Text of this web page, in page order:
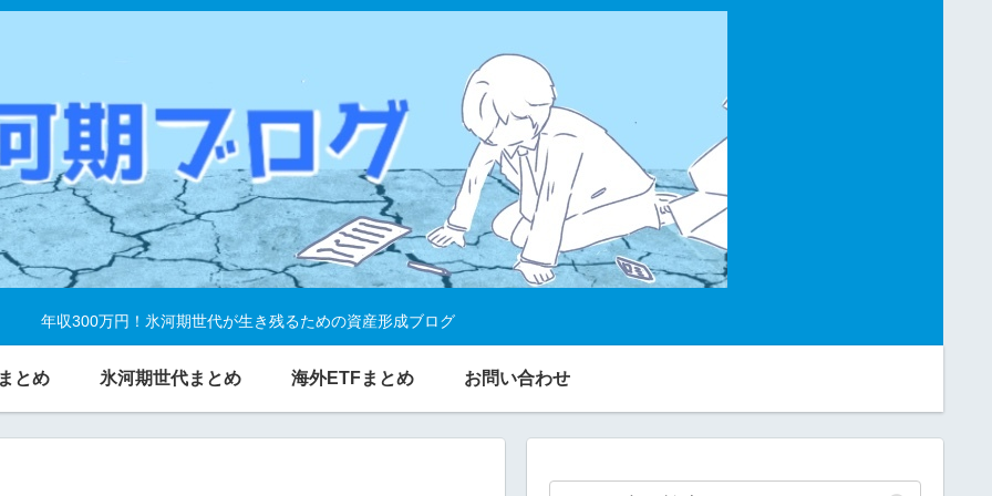
年収300万円！氷河期世代が生き残るための資産形成ブログ
とめ 氷河期世代まとめ 海外ETFまとめ お問い合わせ